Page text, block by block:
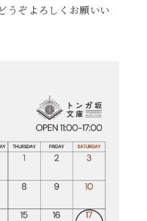
うぞよろしくお願いい